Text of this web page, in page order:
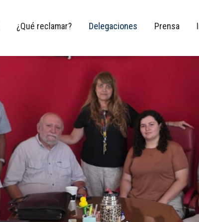
¿Qué reclamar? Delegaciones Prensa